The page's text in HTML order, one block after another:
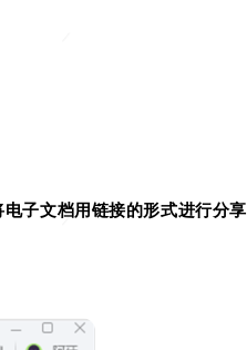
电子文档用链接的形式进行分享